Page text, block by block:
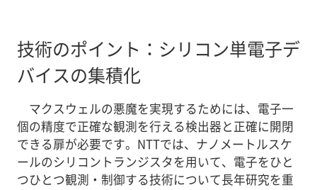
技術のポイント：シリコン単電子デ
バイスの集積化
マクスウェルの悪魔を実現するためには、電子一
個の精度で正確な観測を行える検出器と正確に開閉
できる扉が必要です。NTTでは、ナノメートルスケ
ールのシリコントランジスタを用いて、電子をひと
つひとつ観測・制御する技術について長年研究を重